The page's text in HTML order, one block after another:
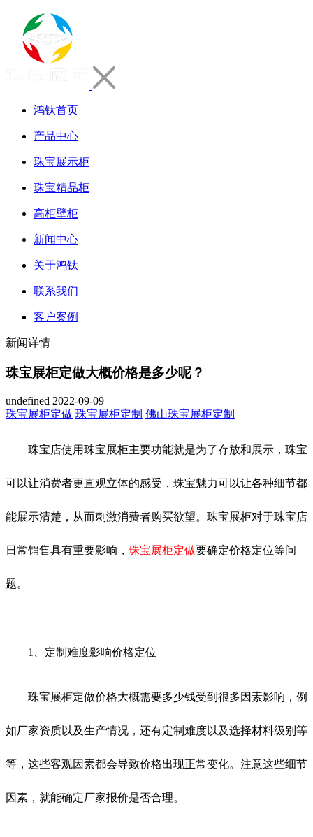
鸿钛首页
产品中心
珠宝展示柜
珠宝精品柜
高柜壁柜
新闻中心
关于鸿钛
联系我们
客户案例
新闻详情
珠宝展柜定做大概价格是多少呢？
undefined 2022-09-09
珠宝展柜定做 珠宝展柜定制 佛山珠宝展柜定制
珠宝店使用珠宝展柜主要功能就是为了存放和展示，珠宝
可以让消费者更直观立体的感受，珠宝魅力可以让各种细节都
能展示清楚，从而刺激消费者购买欲望。珠宝展柜对于珠宝店
日常销售具有重要影响， 珠宝展柜定做要确定价格定位等问
题。
1、定制难度影响价格定位
珠宝展柜定做价格大概需要多少钱受到很多因素影响，例
如厂家资质以及生产情况，还有定制难度以及选择材料级别等
等，这些客观因素都会导致价格出现正常变化。注意这些细节
因素，就能确定厂家报价是否合理。